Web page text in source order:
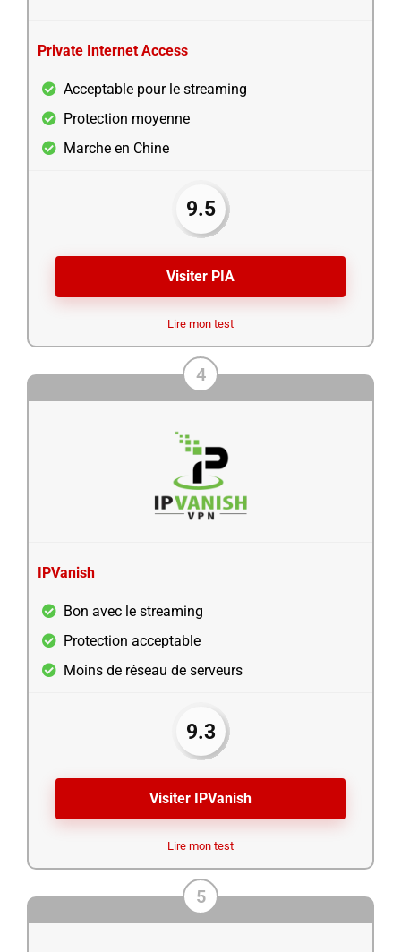
Private Internet Access
Acceptable pour le streaming
Protection moyenne
Marche en Chine
9.5
Visiter PIA
Lire mon test
4
IPVanish
Bon avec le streaming
Protection acceptable
Moins de réseau de serveurs
9.3
Visiter IPVanish
Lire mon test
5